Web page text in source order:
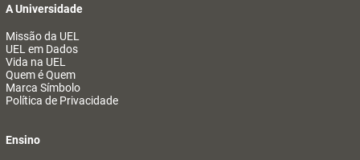
A Universidade
Missão da UEL
UEL em Dados
Vida na UEL
Quem é Quem
Marca Símbolo
Política de Privacidade
Ensino